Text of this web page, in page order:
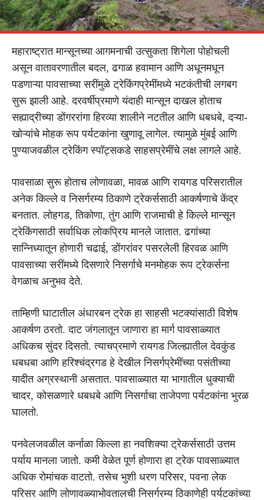
महाराष्ट्रात मान्सूनच्या आगमनाची उत्सुकता शिगेला पोहोचली
असून वातावरणातील बदल, ढगाळ हवामान आणि अधूनमधून
पडणाऱ्या पावसाच्या सरींमुळे ट्रेकिंगप्रेमींमध्ये भटकंतीची लगबग
सुरू झाली आहे. दरवर्षीप्रमाणे यंदाही मान्सून दाखल होताच
सह्याद्रीच्या डोंगररांगा हिरव्या शालीने नटतील आणि धबधबे, दऱ्या-
खोऱ्यांचे मोहक रूप पर्यटकांना खुणावू लागेल. त्यामुळे मुंबई आणि
पुण्याजवळील ट्रेकिंग स्पॉट्सकडे साहसप्रेमींचे लक्ष लागले आहे.
पावसाळा सुरू होताच लोणावळा, मावळ आणि रायगड परिसरातील
अनेक किल्ले व निसर्गरम्य ठिकाणे ट्रेकर्ससाठी आकर्षणाचे केंद्र
बनतात. लोहगड, तिकोणा, तुंग आणि राजमाची हे किल्ले मान्सून
ट्रेकिंगसाठी सर्वाधिक लोकप्रिय मानले जातात. ढगांच्या
सान्निध्यातून होणारी चढाई, डोंगरांवर पसरलेली हिरवळ आणि
पावसाच्या सरींमध्ये दिसणारे निसर्गाचे मनमोहक रूप ट्रेकर्सना
वेगळाच अनुभव देते.
ताम्हिणी घाटातील अंधारबन ट्रेक हा साहसी भटक्यांसाठी विशेष
आकर्षण ठरतो. दाट जंगलातून जाणारा हा मार्ग पावसाळ्यात
अधिकच सुंदर दिसतो. त्याचप्रमाणे रायगड जिल्ह्यातील देवकुंड
धबधबा आणि हरिश्चंद्रगड हे देखील निसर्गप्रेमींच्या पसंतीच्या
यादीत अग्रस्थानी असतात. पावसाळ्यात या भागातील धुक्याची
चादर, कोसळणारे धबधबे आणि निसर्गाचा ताजेपणा पर्यटकांना भुरळ
घालतो.
पनवेलजवळील कर्नाळा किल्ला हा नवशिक्या ट्रेकर्ससाठी उत्तम
पर्याय मानला जातो. कमी वेळेत पूर्ण होणारा हा ट्रेक पावसाळ्यात
अधिक रोमांचक वाटतो. तसेच भुशी धरण परिसर, पवना लेक
परिसर आणि लोणावळ्याभोवतालची निसर्गरम्य ठिकाणेही पर्यटकांच्या